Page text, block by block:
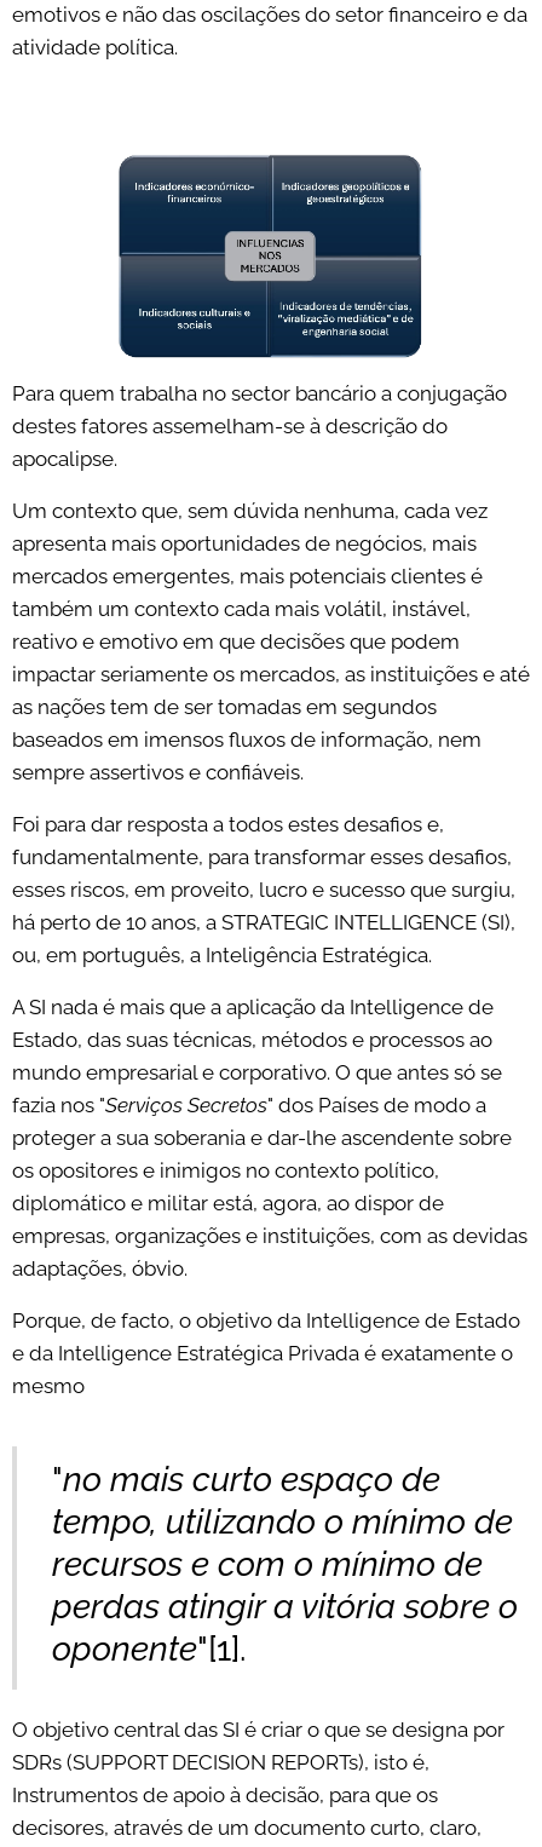
emotivos e não das oscilações do setor financeiro e da
atividade política.
Para quem trabalha no sector bancário a conjugação
destes fatores assemelham-se à descrição do
apocalipse.
Um contexto que, sem dúvida nenhuma, cada vez
apresenta mais oportunidades de negócios, mais
mercados emergentes, mais potenciais clientes é
também um contexto cada mais volátil, instável,
reativo e emotivo em que decisões que podem
impactar seriamente os mercados, as instituições e até
as nações tem de ser tomadas em segundos
baseados em imensos fluxos de informação, nem
sempre assertivos e confiáveis.
Foi para dar resposta a todos estes desafios e,
fundamentalmente, para transformar esses desafios,
esses riscos, em proveito, lucro e sucesso que surgiu,
há perto de 10 anos, a STRATEGIC INTELLIGENCE (SI),
ou, em português, a Inteligência Estratégica.
A SI nada é mais que a aplicação da Intelligence de
Estado, das suas técnicas, métodos e processos ao
mundo empresarial e corporativo. O que antes só se
fazia nos "Serviços Secretos" dos Países de modo a
proteger a sua soberania e dar-lhe ascendente sobre
os opositores e inimigos no contexto político,
diplomático e militar está, agora, ao dispor de
empresas, organizações e instituições, com as devidas
adaptações, óbvio.
Porque, de facto, o objetivo da Intelligence de Estado
e da Intelligence Estratégica Privada é exatamente o
mesmo
"no mais curto espaço de
tempo, utilizando o mínimo de
recursos e com o mínimo de
perdas atingir a vitória sobre o
oponente"[1].
O objetivo central das SI é criar o que se designa por
SDRs (SUPPORT DECISION REPORTs), isto é,
Instrumentos de apoio à decisão, para que os
decisores, através de um documento curto, claro,